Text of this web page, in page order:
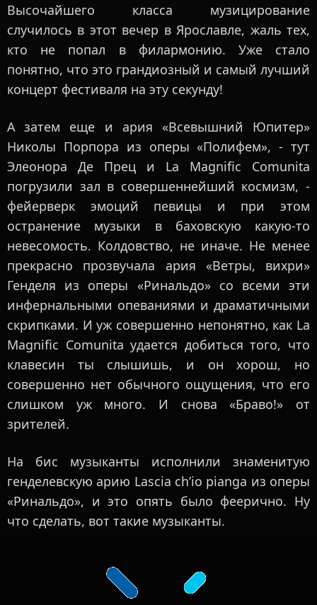
Высочайшего класса музицирование
случилось в этот вечер в Ярославле, жаль тех,
кто не попал в филармонию. Уже стало
понятно, что это грандиозный и самый лучший
концерт фестиваля на эту секунду!
А затем еще и ария «Всевышний Юпитер»
Николы Порпора из оперы «Полифем», - тут
Элеонора Де Прец и La Magnific Comunita
погрузили зал в совершеннейший космизм, -
фейерверк эмоций певицы и при этом
остранение музыки в баховскую какую-то
невесомость. Колдовство, не иначе. Не менее
прекрасно прозвучала ария «Ветры, вихри»
Генделя из оперы «Ринальдо» со всеми эти
инфернальными опеваниями и драматичными
скрипками. И уж совершенно непонятно, как La
Magnific Comunita удается добиться того, что
клавесин ты слышишь, и он хорош, но
совершенно нет обычного ощущения, что его
слишком уж много. И снова «Браво!» от
зрителей.
На бис музыканты исполнили знаменитую
генделевскую арию Lascia ch’io pianga из оперы
«Ринальдо», и это опять было феерично. Ну
что сделать, вот такие музыканты.